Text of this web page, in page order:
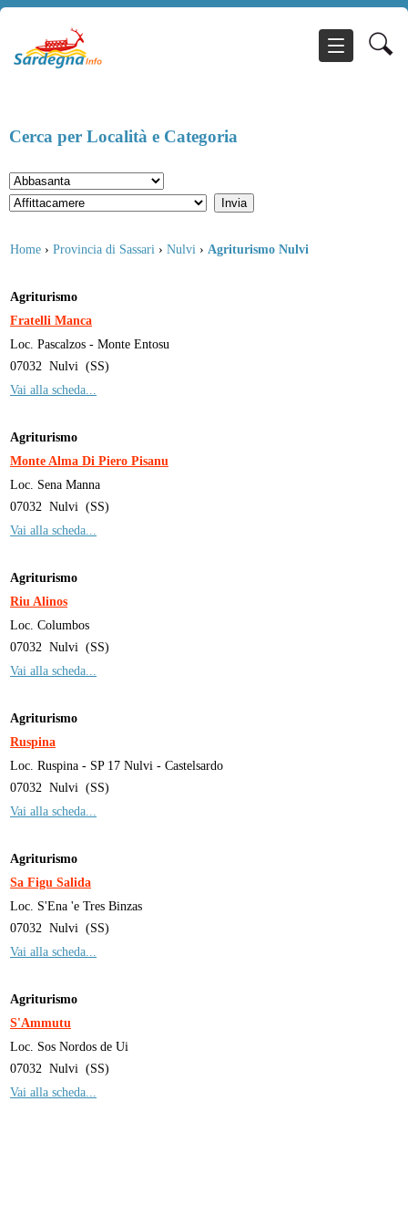
Cerca per Località e Categoria
Home › Provincia di Sassari › Nulvi › Agriturismo Nulvi
Agriturismo
Fratelli Manca
Loc. Pascalzos - Monte Entosu
07032 Nulvi (SS)
Vai alla scheda...
Agriturismo
Monte Alma Di Piero Pisanu
Loc. Sena Manna
07032 Nulvi (SS)
Vai alla scheda...
Agriturismo
Riu Alinos
Loc. Columbos
07032 Nulvi (SS)
Vai alla scheda...
Agriturismo
Ruspina
Loc. Ruspina - SP 17 Nulvi - Castelsardo
07032 Nulvi (SS)
Vai alla scheda...
Agriturismo
Sa Figu Salida
Loc. S'Ena 'e Tres Binzas
07032 Nulvi (SS)
Vai alla scheda...
Agriturismo
S'Ammutu
Loc. Sos Nordos de Ui
07032 Nulvi (SS)
Vai alla scheda...